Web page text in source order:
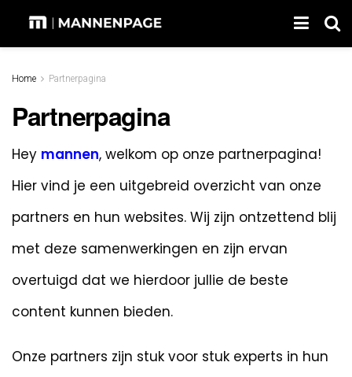
Home Partnerpagina
Partnerpagina
Hey mannen, welkom op onze partnerpagina!
Hier vind je een uitgebreid overzicht van onze
partners en hun websites. Wij zijn ontzettend blij
met deze samenwerkingen en zijn ervan
overtuigd dat we hierdoor jullie de beste
content kunnen bieden.
Onze partners zijn stuk voor stuk experts in hun